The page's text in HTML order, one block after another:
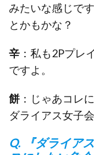
みたいな感じで
とかもかな？
辛 ：私も2Pプレ
ですよ。
餅 ：じゃあコレ
ダライアス女子
Q. 『ダライア